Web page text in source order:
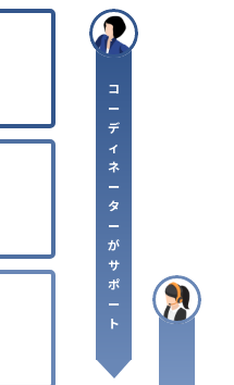
コ
ー
デ
ィ
ネ
ー
タ
ー
が
サ
ポ
ー
ト